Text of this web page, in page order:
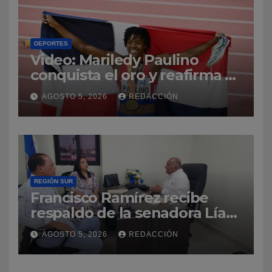
DEPORTES
Video: Mariledy Paulino
conquista el oro y reafirma su
dominio en el atletismo
AGOSTO 5, 2026 REDACCIÓN
REGIÓN SUR
Francisco Ramírez recibe
respaldo de la senadora Lía
Díaz para fortalecer la UASD-
Azua
AGOSTO 5, 2026 REDACCIÓN